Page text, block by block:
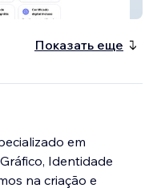
Показать еще
em
Identidade
na criação e